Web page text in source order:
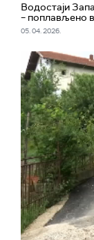
Водостаји
– поплављено
05. 04. 2026.